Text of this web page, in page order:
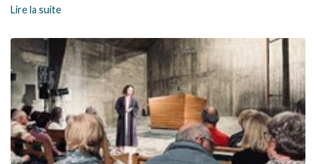
veille de la Toussaint 1517, le jour où Luther est censé avoir
affiché les 95 propositions contre les indulgences qui sont à
Lire la suite